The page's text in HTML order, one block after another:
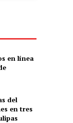
en línea
del
en tres